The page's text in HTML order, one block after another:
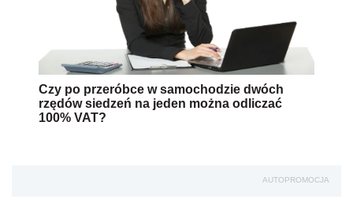
Czy po przeróbce w samochodzie dwóch
rzędów siedzeń na jeden można odliczać
100% VAT?
AUTOPROMOCJA